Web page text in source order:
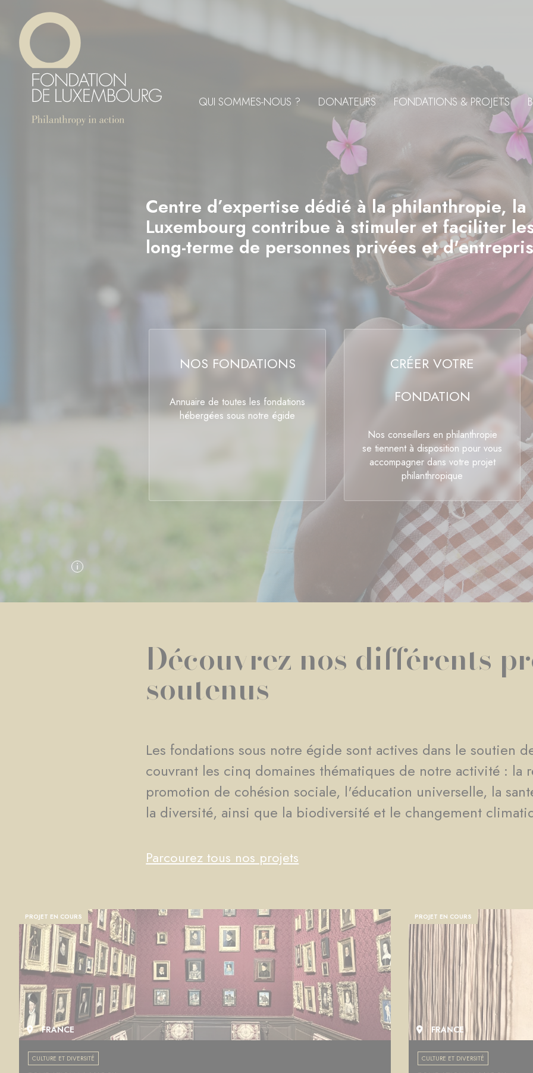
contenu
principal
QUI SOMMES-NOUS ? DONATEURS FONDATIONS & PROJETS
Centre d’expertise dédié à la philanthropie, la
Luxembourg contribue à stimuler et faciliter
long-terme de personnes privées et
NOS FONDATIONS
Annuaire de toutes les fondations
hébergées sous notre égide
CRÉER VOTRE
FONDATION
Nos conseillers en philanthropie
se tiennent à disposition pour vous
accompagner dans votre projet
philanthropique
Découvrez nos différents
soutenus
Les fondations sous notre égide sont actives dans le soutien
couvrant les cinq domaines thématiques de notre activité : la
promotion de cohésion sociale, l'éducation universelle, la
la diversité, ainsi que la biodiversité et le changement
Parcourez tous nos projets
PROJET EN COURS
FRANCE
CULTURE ET DIVERSITÉ
PROJET EN COURS
FRANCE
CULTURE ET DIVERSITÉ
Panneau de gestion des cookies